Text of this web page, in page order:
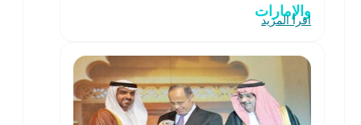
والإمارات
اقرأ المزيد